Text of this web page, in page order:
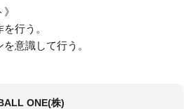
行う。
意識して行う。
ONE(株)